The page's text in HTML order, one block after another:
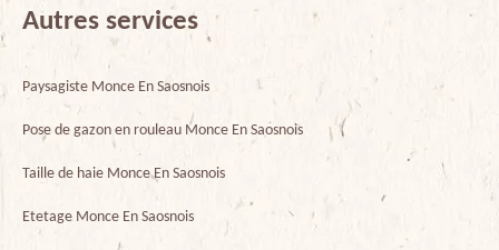
Autres services
Paysagiste Monce En Saosnois
Pose de gazon en rouleau Monce En Saosnois
Taille de haie Monce En Saosnois
Etetage Monce En Saosnois